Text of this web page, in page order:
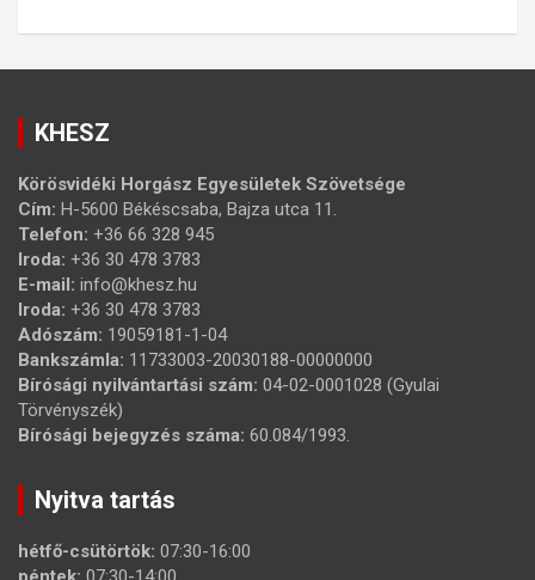
KHESZ
Körösvidéki Horgász Egyesületek Szövetsége
Cím: H-5600 Békéscsaba, Bajza utca 11.
Telefon: +36 66 328 945
Iroda: +36 30 478 3783
E-mail: info@khesz.hu
Iroda: +36 30 478 3783
Adószám: 19059181-1-04
Bankszámla: 11733003-20030188-00000000
Bírósági nyilvántartási szám: 04-02-0001028 (Gyulai
Törvényszék)
Bírósági bejegyzés száma: 60.084/1993.
Nyitva tartás
hétfő-csütörtök: 07:30-16:00